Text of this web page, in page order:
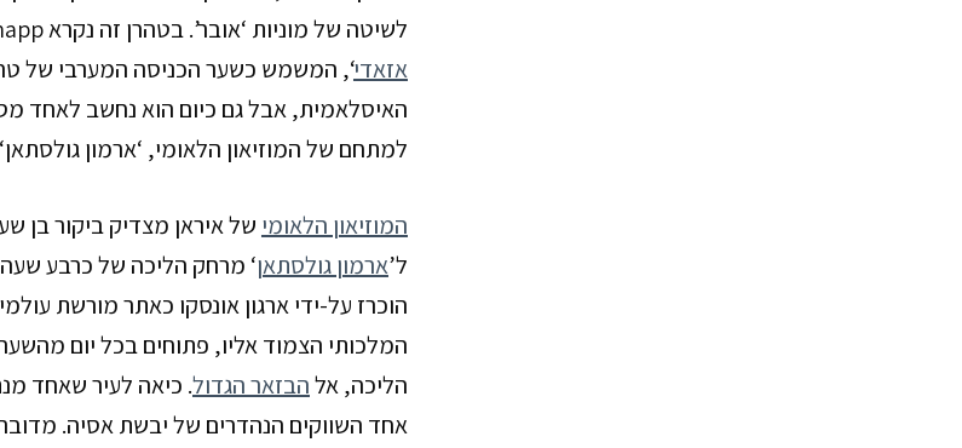
לשיטה של מוניות ‘אובר’. בטהרן זה נקרא Snapp. אפשר להתחיל את הסיור בעיר, באחד האתרים המוכרים שלה: ‘
אזאדי‘, המשמש כשער הכניסה המערבי של
האיסלאמית, אבל גם כיום הוא נחשב לאחד
למתחם שלהמוזיאון הלאומי, ‘ארמון גולסתאן
המוזיאון הלאומי של איראן מצדיק ביקור בן
ל’ארמון גולסתאן‘ מרחק הליכה של כרבע
הוכרז על-ידי ארגון אונסקו כאתר מורשת
המלכותי הצמוד אליו, פתוחים בכל יום מהשעה 09:00 ועד השעה 17:00.
הליכה, אלהבזאר הגדול. כיאה לעיר שאחד
אחד השווקים הנהדרים של יבשת אסיה.